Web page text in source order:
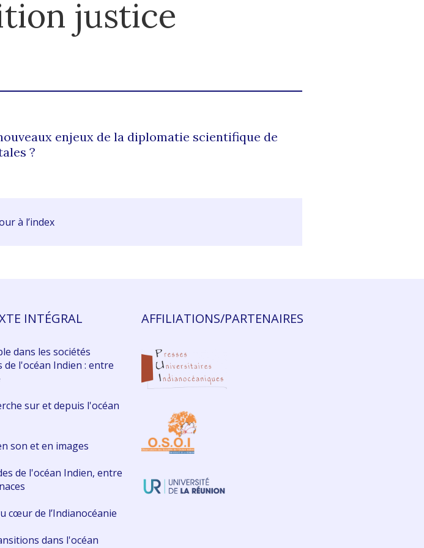
justice
enjeux de la diplomatie scientifique de
?
à l’index
INTÉGRAL
dans les sociétés
l'océan Indien : entre
sur et depuis l'océan
son et en images
de l'océan Indien, entre
cœur de l’Indianocéanie
dans l'océan
AFFILIATIONS/PARTENAIRES